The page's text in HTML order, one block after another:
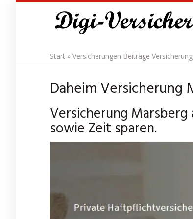
Start » Versicherungen Beiträge
Daheim Versicherung
Versicherung
sowie Zeit sparen.